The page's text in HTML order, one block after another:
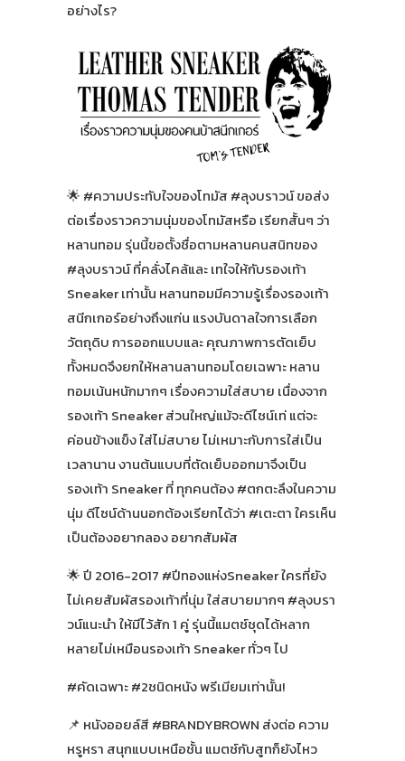
อย่างไร?
🌟 #ความประทับใจของโทมัส #ลุงบราวน์ ขอส่ง
ต่อเรื่องราวความนุ่มของโทมัสหรือ เรียกสั้นๆ ว่า
หลานทอม รุ่นนี้ขอตั้งชื่อตามหลานคนสนิทของ
#ลุงบราวน์ ที่คลั่งไคล้และ เทใจให้กับรองเท้า
Sneaker เท่านั้น หลานทอมมีความรู้เรื่องรองเท้า
สนีกเกอร์อย่างถึงแก่น แรงบันดาลใจการเลือก
วัตถุดิบ การออกแบบและ คุณภาพการตัดเย็บ
ทั้งหมดจึงยกให้หลานลานทอมโดยเฉพาะ หลาน
ทอมเน้นหนักมากๆ เรื่องความใส่สบาย เนื่องจาก
รองเท้า Sneaker ส่วนใหญ่แม้จะดีไซน์เท่ แต่จะ
ค่อนข้างแข็ง ใส่ไม่สบาย ไม่เหมาะกับการใส่เป็น
เวลานาน งานต้นแบบที่ตัดเย็บออกมาจึงเป็น
รองเท้า Sneaker ที่ ทุกคนต้อง #ตกตะลึงในความ
นุ่ม ดีไซน์ด้านนอกต้องเรียกได้ว่า #เตะตา ใครเห็น
เป็นต้องอยากลอง อยากสัมผัส
🌟 ปี 2016-2017 #ปีทองแห่งSneaker ใครที่ยัง
ไม่เคยสัมผัสรองเท้าที่นุ่ม ใส่สบายมากๆ #ลุงบรา
วน์แนะนำ ให้มีไว้สัก 1 คู่ รุ่นนี้แมตช์ชุดได้หลาก
หลายไม่เหมือนรองเท้า Sneaker ทั่วๆ ไป
#คัดเฉพาะ #2ชนิดหนัง พรีเมียมเท่านั้น!
📌 หนังออยล์สี #BRANDYBROWN ส่งต่อ ความ
หรูหรา สนุกแบบเหนือชั้น แมตช์กับสูทก็ยังไหว